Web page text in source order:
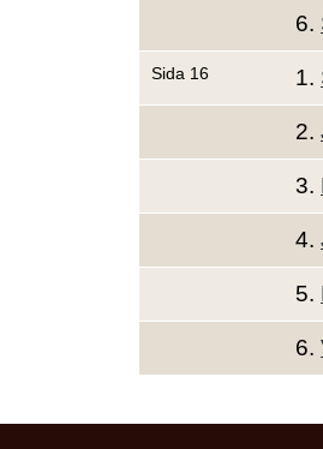
6.
Sida 16 1.
2.
3.
4.
5.
6.